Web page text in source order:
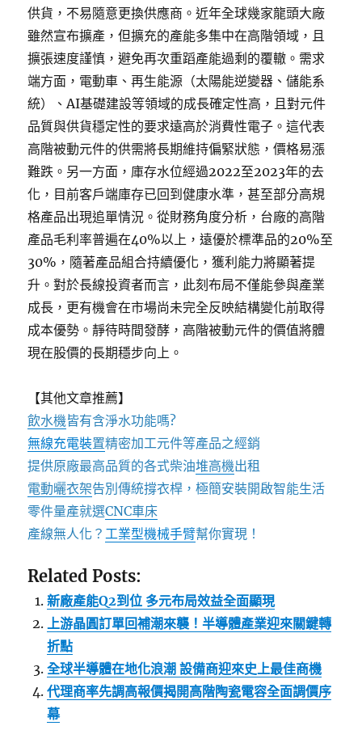
供貨，不易隨意更換供應商。近年全球幾家龍頭大廠
雖然宣布擴產，但擴充的產能多集中在高階領域，且
擴張速度謹慎，避免再次重蹈產能過剩的覆轍。需求
端方面，電動車、再生能源（太陽能逆變器、儲能系
統）、AI基礎建設等領域的成長確定性高，且對元件
品質與供貨穩定性的要求遠高於消費性電子。這代表
高階被動元件的供需將長期維持偏緊狀態，價格易漲
難跌。另一方面，庫存水位經過2022至2023年的去
化，目前客戶端庫存已回到健康水準，甚至部分高規
格產品出現追單情況。從財務角度分析，台廠的高階
產品毛利率普遍在40%以上，遠優於標準品的20%至
30%，隨著產品組合持續優化，獲利能力將顯著提
升。對於長線投資者而言，此刻布局不僅能參與產業
成長，更有機會在市場尚未完全反映結構變化前取得
成本優勢。靜待時間發酵，高階被動元件的價值將體
現在股價的長期穩步向上。
【其他文章推薦】
飲水機皆有含淨水功能嗎?
無線充電裝置精密加工元件等產品之經銷
提供原廠最高品質的各式柴油堆高機出租
電動曬衣架告別傳統撐衣桿，極簡安裝開啟智能生活
零件量產就選CNC車床
產線無人化？工業型機械手臂幫你實現！
Related Posts:
新廠產能Q2到位 多元布局效益全面顯現
上游晶圓訂單回補潮來襲！半導體產業迎來關鍵轉
折點
全球半導體在地化浪潮 設備商迎來史上最佳商機
代理商率先調高報價揭開高階陶瓷電容全面調價序
幕